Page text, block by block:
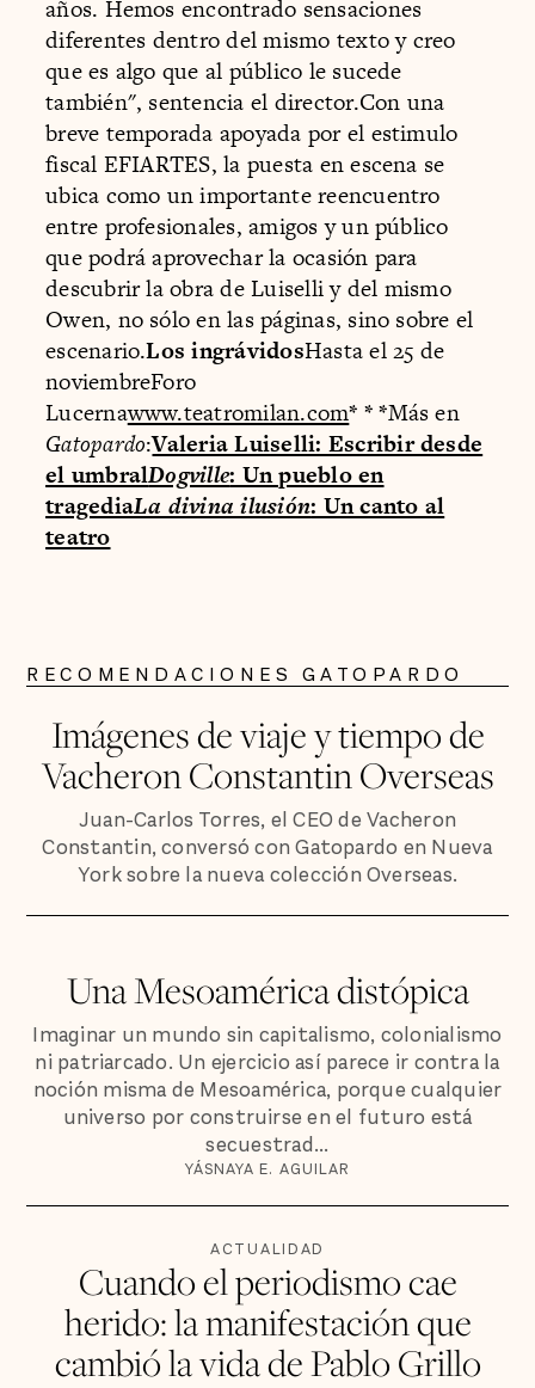
años. Hemos encontrado sensaciones
diferentes dentro del mismo texto y creo
que es algo que al público le sucede
también", sentencia el director.Con una
breve temporada apoyada por el estimulo
fiscal EFIARTES, la puesta en escena se
ubica como un importante reencuentro
entre profesionales, amigos y un público
que podrá aprovechar la ocasión para
descubrir la obra de Luiselli y del mismo
Owen, no sólo en las páginas, sino sobre el
escenario.Los ingrávidosHasta el 25 de
noviembreForo
Lucernawww.teatromilan.com* * *Más en
Gatopardo:Valeria Luiselli: Escribir desde
el umbralDogville: Un pueblo en
tragediaLa divina ilusión: Un canto al
teatro
RECOMENDACIONES GATOPARDO
Imágenes de viaje y tiempo de
Vacheron Constantin Overseas
Juan-Carlos Torres, el CEO de Vacheron
Constantin, conversó con Gatopardo en Nueva
York sobre la nueva colección Overseas.
Una Mesoamérica distópica
Imaginar un mundo sin capitalismo, colonialismo
ni patriarcado. Un ejercicio así parece ir contra la
noción misma de Mesoamérica, porque cualquier
universo por construirse en el futuro está
secuestrad...
YÁSNAYA E. AGUILAR
ACTUALIDAD
Cuando el periodismo cae
herido: la manifestación que
cambió la vida de Pablo Grillo